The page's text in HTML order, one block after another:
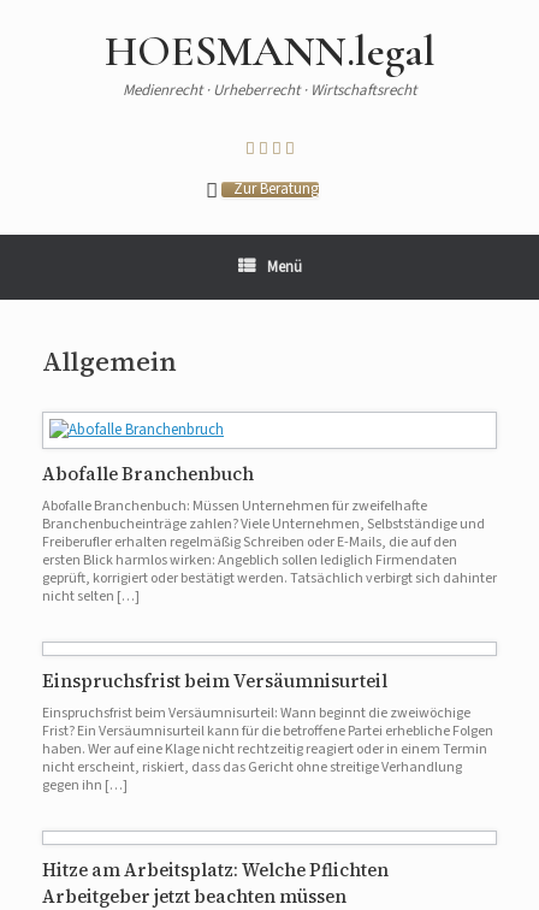
HOESMANN.legal
Medienrecht · Urheberrecht · Wirtschaftsrecht
Zur Beratung
Menü
Allgemein
Abofalle Branchenbuch
Abofalle Branchenbuch: Müssen Unternehmen für zweifelhafte
Branchenbucheinträge zahlen? Viele Unternehmen, Selbstständige und
Freiberufler erhalten regelmäßig Schreiben oder E-Mails, die auf den
ersten Blick harmlos wirken: Angeblich sollen lediglich Firmendaten
geprüft, korrigiert oder bestätigt werden. Tatsächlich verbirgt sich dahinter
nicht selten […]
Einspruchsfrist beim Versäumnisurteil
Einspruchsfrist beim Versäumnisurteil: Wann beginnt die zweiwöchige
Frist? Ein Versäumnisurteil kann für die betroffene Partei erhebliche Folgen
haben. Wer auf eine Klage nicht rechtzeitig reagiert oder in einem Termin
nicht erscheint, riskiert, dass das Gericht ohne streitige Verhandlung
gegen ihn […]
Hitze am Arbeitsplatz: Welche Pflichten
Arbeitgeber jetzt beachten müssen